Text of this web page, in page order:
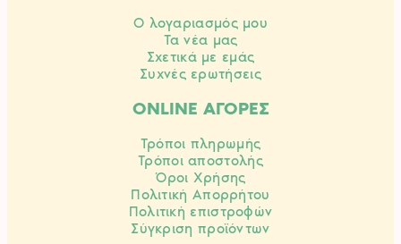
Ο λογαριασμός μου
Τα νέα μας
Σχετικά με εμάς
Συχνές ερωτήσεις
ONLINE ΑΓΟΡΕΣ
Τρόποι πληρωμής
Τρόποι αποστολής
Όροι Χρήσης
Πολιτική Απορρήτου
Πολιτική επιστροφών
Σύγκριση προϊόντων